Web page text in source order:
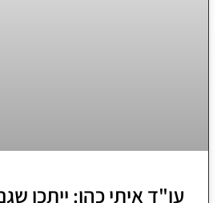
עו"ד איתי כהן: ייתכן